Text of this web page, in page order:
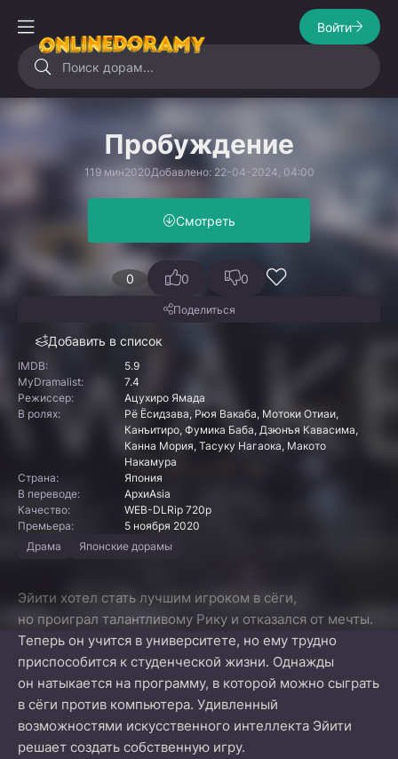
Войти
Пробуждение
119 мин2020Добавлено: 22-04-2024, 04:00
Смотреть
0
Добавить в список
0 0
Поделиться
IMDB:
5.9
MyDramalist:
7.4
Режиссер:
Ацухиро Ямада
В ролях:
Рё Ёсидзава, Рюя Вакаба, Мотоки Отиаи,
Канъитиро, Фумика Баба, Дзюнъя Кавасима,
Канна Мория, Тасуку Нагаока, Макото
Накамура
Страна:
Япония
В переводе:
АрхиAsia
Качество:
WEB-DLRip 720p
Премьера:
5 ноября 2020
Драма
Японские дорамы
Эйити хотел стать лучшим игроком в сёги,
но проиграл талантливому Рику и отказался от мечты.
Теперь он учится в университете, но ему трудно
приспособится к студенческой жизни. Однажды
он натыкается на программу, в которой можно сыграть
в сёги против компьютера. Удивленный
возможностями искусственного интеллекта Эйити
решает создать собственную игру.